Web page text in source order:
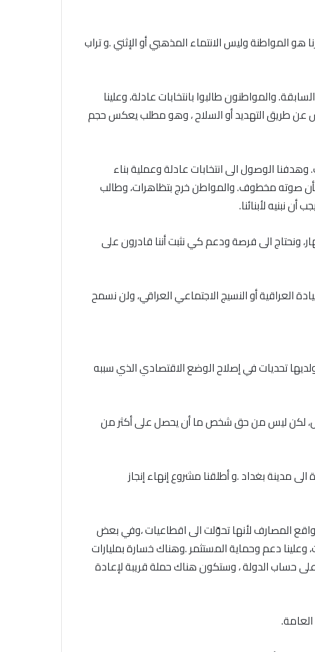
هو المواطنة وليس الانتماء المذهبي أو الإثني .و تراب
والمواطنون طالبوا بانتخابات عادلة، وعلينا
عن طريق التهديد أو السلاح ، وهو مطلب يعكس حجم
الوصول الى انتخابات عادلة وعملية بناء
بأن صوته مخطوف. والمواطن خرج بتظاهرات، وطالب
نبنيه لأبنائنا.
ونحتاج الى فرصة ودعم كي نثبت أننا قادرون على
العراقية أو النسيج الاجتماعي العراقي، ولن نسمح
تحديات في إصلاح الوضع الاقتصادي الذي سببه
لكن ليس من حق شخص ما أن يحصل على أكثر من
مدينة بغداد .و أطلقنا مشروع إنهاء إنجاز
المصارف لأنها تحوّلت الى اقطاعيات ،وفي بعض
وعلينا دعم وحماية المستثمر .وهناك خسارة بمليارات
حساب الدولة ، وستكون هناك حملة قريبة لإعادة
.
الاتحاد العام للصحفيين العرب يدين
بكل قوة جريمة إغتيال الاحتلال
غزة
الاتحاد العام للصحفيين العرب يطالب
بدعم حرية الصحافة فى الدول العربية
السادس من مايو
الاتحاد العام للصحفيين العرب يدين